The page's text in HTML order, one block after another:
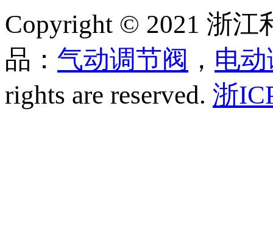
Copyright © 2021 浙
品： 气动调节阀 ， 电
rights are reserved. 浙